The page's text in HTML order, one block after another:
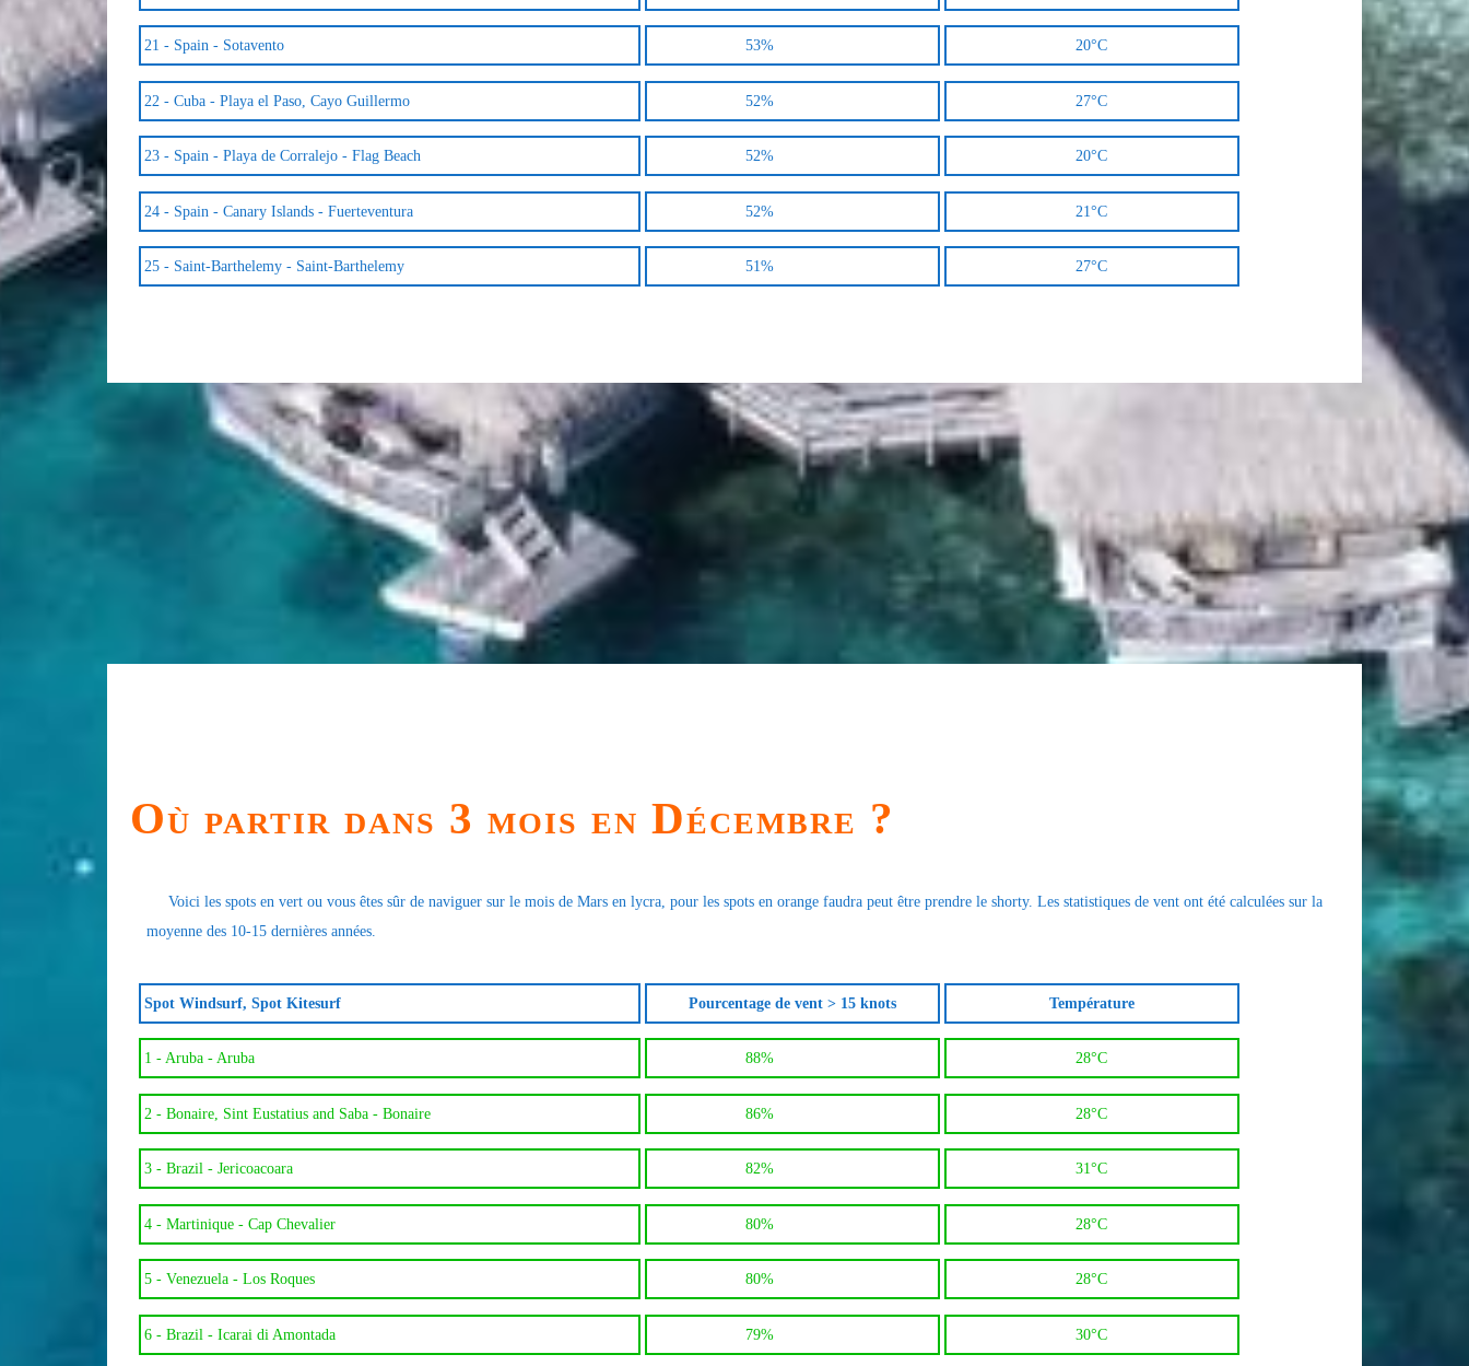
21 - Spain - Sotavento 53% 20°C
22 - Cuba - Playa el Paso, Cayo Guillermo 52% 27°C
23 - Spain - Playa de Corralejo - Flag Beach 52% 20°C
24 - Spain - Canary Islands - Fuerteventura 52% 21°C
25 - Saint-Barthelemy - Saint-Barthelemy 51% 27°C
Où partir dans 3 mois en Décembre ?
Voici les spots en vert ou vous êtes sûr de naviguer sur le mois de Mars en lycra, pour les spots en orange faudra peut être prendre le shorty. Les statistiques de vent ont été calculées sur la
moyenne des 10-15 dernières années.
Spot Windsurf, Spot Kitesurf Pourcentage de vent > 15 knots Température
1 - Aruba - Aruba 88% 28°C
2 - Bonaire, Sint Eustatius and Saba - Bonaire 86% 28°C
3 - Brazil - Jericoacoara 82% 31°C
4 - Martinique - Cap Chevalier 80% 28°C
5 - Venezuela - Los Roques 80% 28°C
6 - Brazil - Icarai di Amontada 79% 30°C